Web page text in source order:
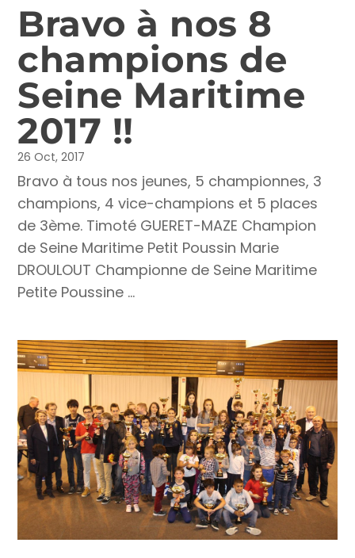
Bravo à nos 8
champions de
Seine Maritime
2017 !!
26 Oct, 2017
Bravo à tous nos jeunes, 5 championnes, 3
champions, 4 vice-champions et 5 places
de 3ème. Timoté GUERET-MAZE Champion
de Seine Maritime Petit Poussin Marie
DROULOUT Championne de Seine Maritime
Petite Poussine ...